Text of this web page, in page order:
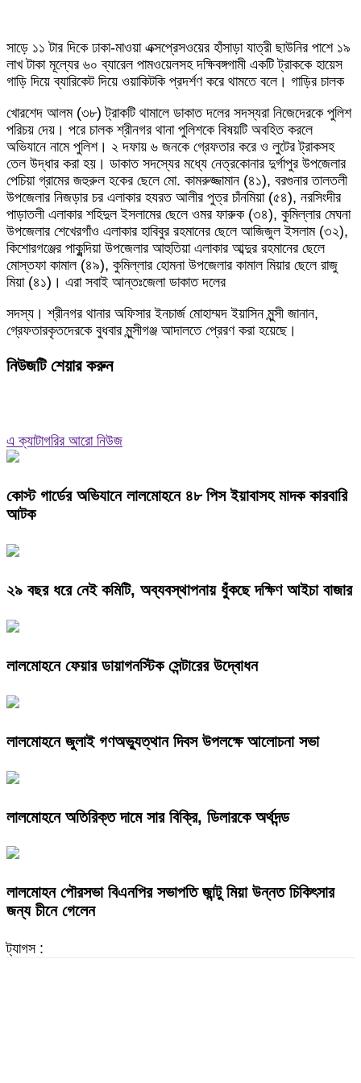
সাড়ে ১১ টার দিকে ঢাকা-মাওয়া এক্সপ্রেসওয়ের হাঁসাড়া যাত্রী ছাউনির পাশে ১৯
লাখ টাকা মূল্যের ৬০ ব্যারেল পামওয়েলসহ দক্ষিবঙ্গগামী একটি ট্রাককে হায়েস
গাড়ি দিয়ে ব্যারিকেট দিয়ে ওয়াকিটকি প্রদর্শণ করে থামতে বলে। গাড়ির চালক
খোরশেদ আলম (৩৮) ট্রাকটি থামালে ডাকাত দলের সদস্যরা নিজেদেরকে পুলিশ
পরিচয় দেয়। পরে চালক শ্রীনগর থানা পুলিশকে বিষয়টি অবহিত করলে
অভিযানে নামে পুলিশ। ২ দফায় ৬ জনকে গ্রেফতার করে ও লুটের ট্রাকসহ
তেল উদ্ধার করা হয়। ডাকাত সদস্যের মধ্যে নেত্রকোনার দুর্গাপুর উপজেলার
পেচিয়া গ্রামের জহুরুল হকের ছেলে মো. কামরুজ্জামান (৪১), বরগুনার তালতলী
উপজেলার নিজড়ার চর এলাকার হযরত আলীর পুত্র চাঁনমিয়া (৫৪), নরসিংদীর
পাড়াতলী এলাকার শহিদুল ইসলামের ছেলে ওমর ফারুক (৩৪), কুমিল্লার মেঘনা
উপজেলার শেখেরগাঁও এলাকার হাবিবুর রহমানের ছেলে আজিজুল ইসলাম (৩২),
কিশোরগঞ্জের পাকুন্দিয়া উপজেলার আহুতিয়া এলাকার আব্দুর রহমানের ছেলে
মোস্তফা কামাল (৪৯), কুমিল্লার হোমনা উপজেলার কামাল মিয়ার ছেলে রাজু
মিয়া (৪১)। এরা সবাই আন্তঃজেলা ডাকাত দলের
সদস্য। শ্রীনগর থানার অফিসার ইনচার্জ মোহাম্মদ ইয়াসিন মুন্সী জানান,
গ্রেফতারকৃতদেরকে বুধবার মুন্সীগঞ্জ আদালতে প্রেরণ করা হয়েছে।
নিউজটি শেয়ার করুন
এ ক্যাটাগরির আরো নিউজ
কোস্ট গার্ডের অভিযানে লালমোহনে ৪৮ পিস ইয়াবাসহ মাদক কারবারি
আটক
২৯ বছর ধরে নেই কমিটি, অব্যবস্থাপনায় ধুঁকছে দক্ষিণ আইচা বাজার
লালমোহনে ফেয়ার ডায়াগনস্টিক সেন্টারের উদ্বোধন
লালমোহনে জুলাই গণঅভ্যুত্থান দিবস উপলক্ষে আলোচনা সভা
লালমোহনে অতিরিক্ত দামে সার বিক্রি, ডিলারকে অর্থদন্ড
লালমোহন পৌরসভা বিএনপির সভাপতি জান্টু মিয়া উন্নত চিকিৎসার
জন্য চীনে গেলেন
ট্যাগস :